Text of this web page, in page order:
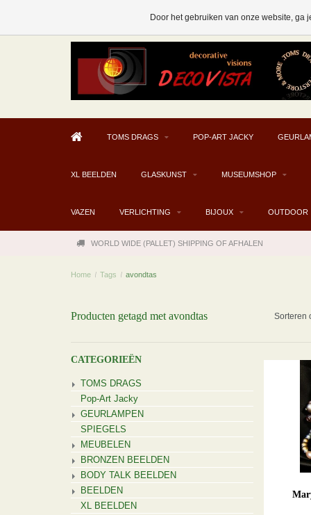
TOMS DRAGS POP-ART JACKY
XL BEELDEN GLASKUNST MUSEUMSHOP
VAZEN VERLICHTING BIJOUX OUTDOOR
WORLD WIDE (PALLET) SHIPPING OF AFHALEN
Home / Tags / avondtas
Producten getagd met avondtas Sorteren
CATEGORIEËN
TOMS DRAGS
Pop-Art Jacky
GEURLAMPEN
SPIEGELS
MEUBELEN
BRONZEN BEELDEN
BODY TALK BEELDEN
BEELDEN
XL BEELDEN
Door het gebruiken van onze website, ga